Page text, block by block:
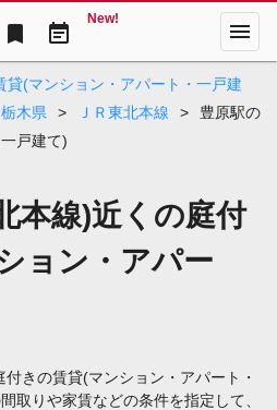
bookmark event_note
New! menu
貸(マンション・アパート・一戸建
栃木県 > ＪＲ東北本線 >
豊原駅の
戸建て)
本線)近くの庭付
ョン・アパー
きの賃貸(マンション・アパート・
取りや家賃などの条件を指定して、